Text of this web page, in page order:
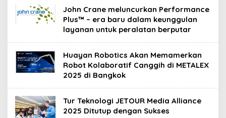
John Crane meluncurkan Performance
Plus™ – era baru dalam keunggulan
layanan untuk peralatan berputar
Huayan Robotics Akan Memamerkan
Robot Kolaboratif Canggih di METALEX
2025 di Bangkok
Tur Teknologi JETOUR Media Alliance
2025 Ditutup dengan Sukses